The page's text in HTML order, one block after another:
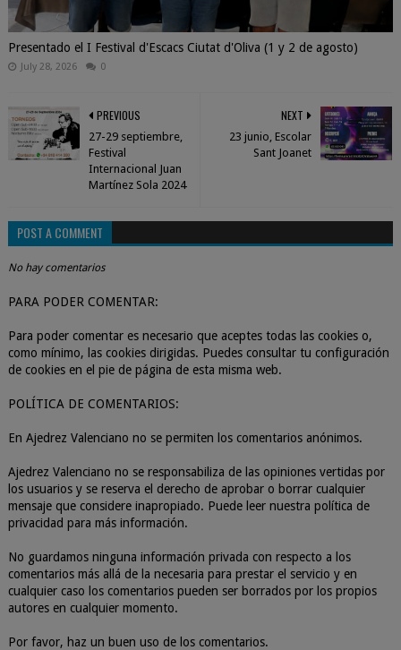
Presentado el I Festival d'Escacs Ciutat d'Oliva (1 y 2 de agosto)
July 28, 2026 0
NEXT
23 junio, Escolar
Sant Joanet
PREVIOUS
27-29 septiembre,
Festival
Internacional Juan
Martínez Sola 2024
POST A COMMENT
No hay comentarios
PARA PODER COMENTAR:
Para poder comentar es necesario que aceptes todas las cookies o,
como mínimo, las cookies dirigidas. Puedes consultar tu configuración
de cookies en el pie de página de esta misma web.
POLÍTICA DE COMENTARIOS:
En Ajedrez Valenciano no se permiten los comentarios anónimos.
Ajedrez Valenciano no se responsabiliza de las opiniones vertidas por
los usuarios y se reserva el derecho de aprobar o borrar cualquier
mensaje que considere inapropiado. Puede leer nuestra política de
privacidad para más información.
No guardamos ninguna información privada con respecto a los
comentarios más allá de la necesaria para prestar el servicio y en
cualquier caso los comentarios pueden ser borrados por los propios
autores en cualquier momento.
Por favor, haz un buen uso de los comentarios.